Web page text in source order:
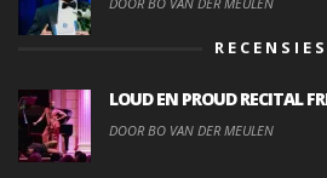
RECENSIES
LOUD EN PROUD RECITAL
DOOR BO VAN DER MEULEN